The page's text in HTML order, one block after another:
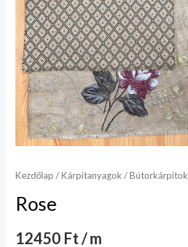
Kezdőlap /Kárpitanyagok /Bútorkárpitok
Rose
12450 Ft / m